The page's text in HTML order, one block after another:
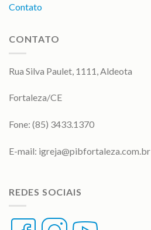
Contato
CONTATO
Rua Silva Paulet, 1111, Aldeota
Fortaleza/CE
Fone: (85) 3433.1370
E-mail: igreja@pibfortaleza.com.br
REDES SOCIAIS